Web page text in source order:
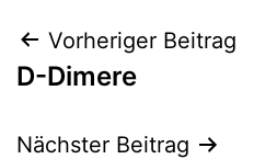
Vorheriger Beitrag
D-Dimere
Nächster Beitrag